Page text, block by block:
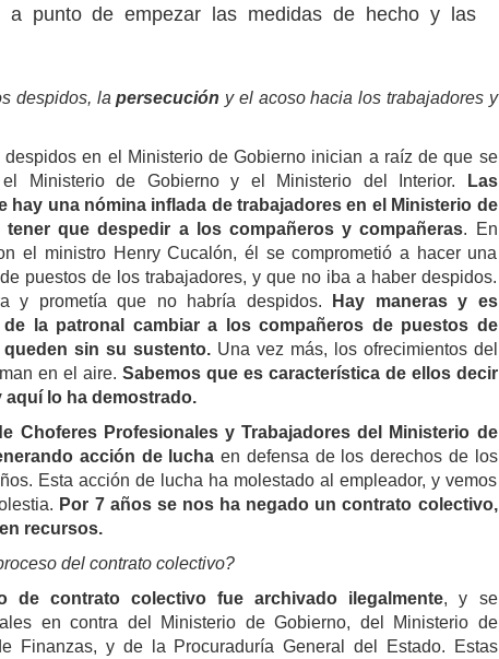
a punto de empezar las medidas de hecho y las
despidos, lapersecución y el acoso hacia los trabajadores y
en el Ministerio de Gobierno inician a raíz de que se
Ministerio de Gobierno y el Ministerio del Interior.
Las
hay una nómina inflada de trabajadores en el Ministerio de
que despedir a los compañeros y compañeras. En
el ministro Henry Cucalón, él se comprometió a hacer una
puestos de los trabajadores, y que no iba a haber despidos.
y prometía que no habría despidos.
Hay maneras y es
la patronal cambiar a los compañeros de puestos de
sin su sustento. Una vez más, los ofrecimientos del
en el aire. Sabemos que es característica de ellos decir
aquí lo ha demostrado.
Choferes Profesionales y Trabajadores del Ministerio de
acción de lucha en defensa de los derechos de los
Esta acción de lucha ha molestado al empleador, y vemos
Por 7 años se nos ha negado un contrato colectivo,
recursos.
del contrato colectivo?
de contrato colectivo fue archivado ilegalmente, y se
en contra del Ministerio de Gobierno, del Ministerio de
Finanzas, y de la Procuraduría General del Estado. Estas